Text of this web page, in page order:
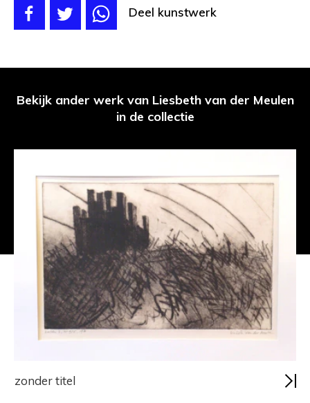
Deel kunstwerk
Bekijk ander werk van Liesbeth van der Meulen
in de collectie
zonder titel